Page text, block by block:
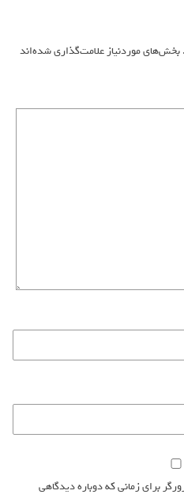
بخش‌های موردنیاز علامت‌گذاری شده‌اند
برای زمانی که دوباره دیدگاهی